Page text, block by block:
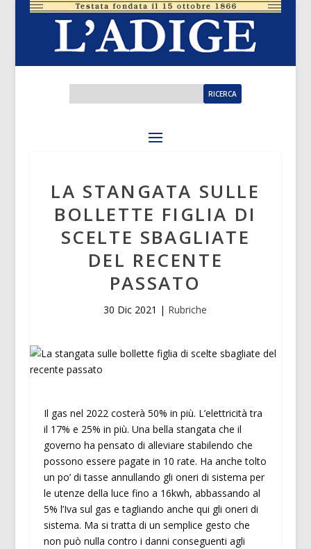
LA STANGATA SULLE
BOLLETTE FIGLIA DI
SCELTE SBAGLIATE
DEL RECENTE
PASSATO
30 Dic 2021 | Rubriche
Il gas nel 2022 costerà 50% in più. L’elettricità tra
il 17% e 25% in più. Una bella stangata che il
governo ha pensato di alleviare stabilendo che
possono essere pagate in 10 rate. Ha anche tolto
un po’ di tasse annullando gli oneri di sistema per
le utenze della luce fino a 16kwh, abbassando al
5% l’Iva sul gas e tagliando anche qui gli oneri di
sistema. Ma si tratta di un semplice gesto che
non può nulla contro i danni conseguenti agli